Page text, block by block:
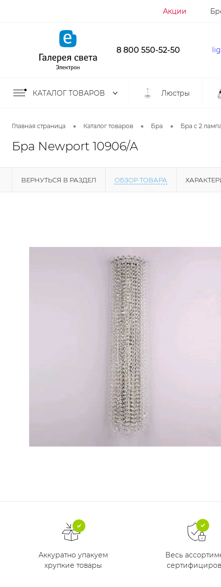
Акции
8 800 550-52-50
КАТАЛОГ ТОВАРОВ Люстры
Главная страница • Каталог товаров • Бра • Бра с 2
Бра Newport 10906/A
ВЕРНУТЬСЯ В РАЗДЕЛ ОБЗОР ТОВАРА
Аккуратно упакуем
хрупкие товары
Весь